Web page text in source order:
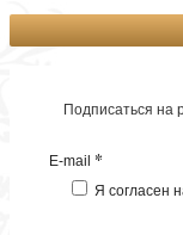
Подписаться на
E-mail *
Я согласен